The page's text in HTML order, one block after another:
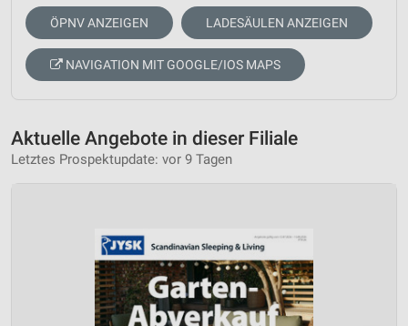
ÖPNV ANZEIGEN LADESÄULEN ANZEIGEN
NAVIGATION MIT GOOGLE/IOS MAPS
Aktuelle Angebote in dieser Filiale
Letztes Prospektupdate: vor 9 Tagen